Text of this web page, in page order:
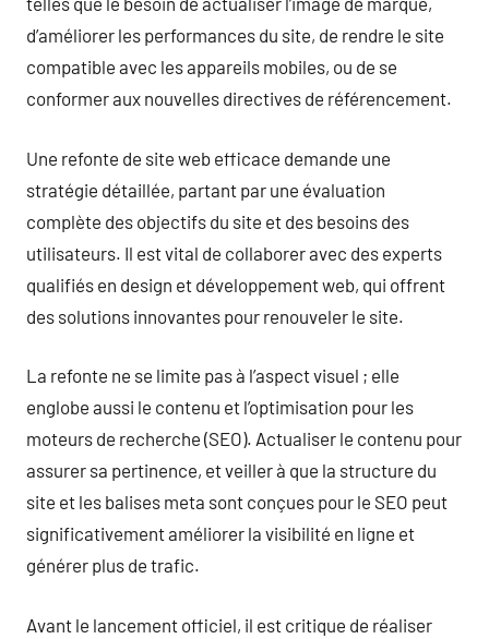
d’améliorer les performances du site, de rendre le site
compatible avec les appareils mobiles, ou de se
conformer aux nouvelles directives de référencement.
Une refonte de site web efficace demande une
stratégie détaillée, partant par une évaluation
complète des objectifs du site et des besoins des
utilisateurs. Il est vital de collaborer avec des experts
qualifiés en design et développement web, qui offrent
des solutions innovantes pour renouveler le site.
La refonte ne se limite pas à l’aspect visuel ; elle
englobe aussi le contenu et l’optimisation pour les
moteurs de recherche (SEO). Actualiser le contenu pour
assurer sa pertinence, et veiller à que la structure du
site et les balises meta sont conçues pour le SEO peut
significativement améliorer la visibilité en ligne et
générer plus de trafic.
Avant le lancement officiel, il est critique de réaliser